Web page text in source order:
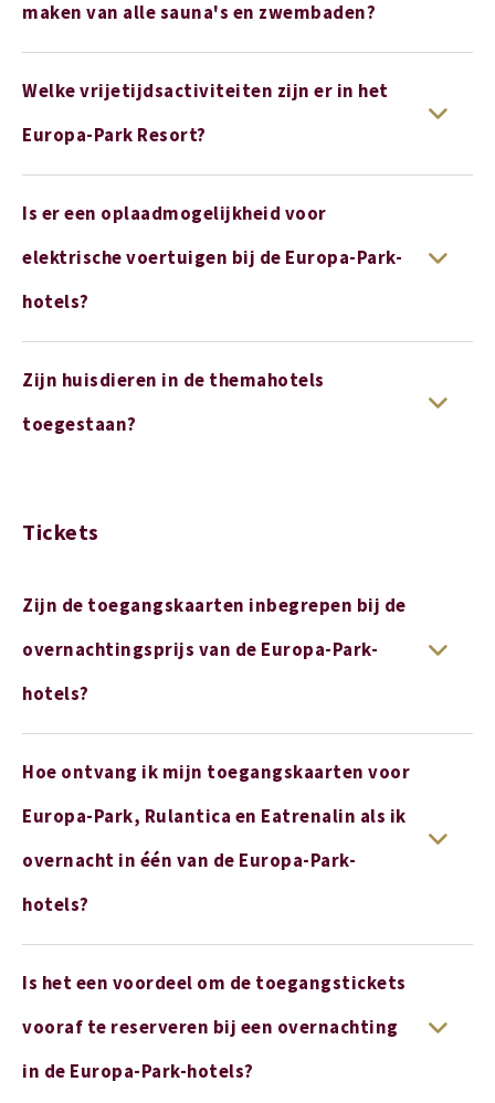
maken van alle sauna's en zwembaden?
Welke vrijetijdsactiviteiten zijn er in het
Europa-Park Resort?
Is er een oplaadmogelijkheid voor
elektrische voertuigen bij de Europa-Park-
hotels?
Zijn huisdieren in de themahotels
toegestaan?
Tickets
Zijn de toegangskaarten inbegrepen bij de
overnachtingsprijs van de Europa-Park-
hotels?
Hoe ontvang ik mijn toegangskaarten voor
Europa-Park, Rulantica en Eatrenalin als ik
overnacht in één van de Europa-Park-
hotels?
Is het een voordeel om de toegangstickets
vooraf te reserveren bij een overnachting
in de Europa-Park-hotels?